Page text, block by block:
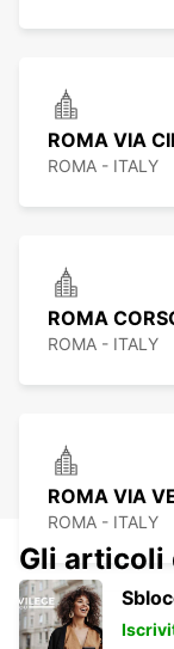
ROMA VIA
ROMA - ITALY
ROMA
ROMA - ITALY
ROMA VIA
ROMA - ITALY
Gli articoli